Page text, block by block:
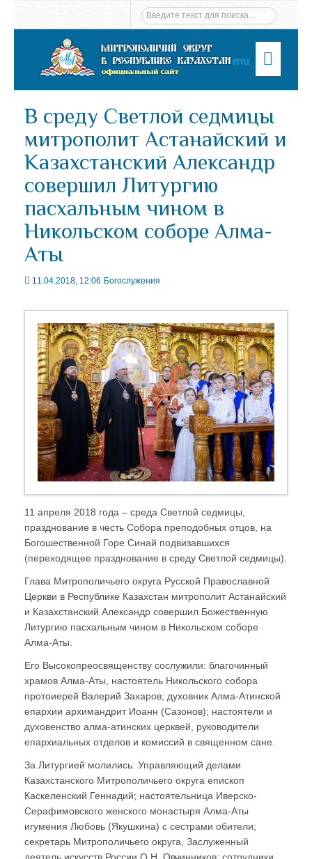
Menu
В среду Светлой седмицы
митрополит Астанайский и
Казахстанский Александр
совершил Литургию
пасхальным чином в
Никольском соборе Алма-
Аты
11.04.2018, 12:06 Богослужения
11 апреля 2018 года – среда Светлой седмицы,
празднование в честь Собора преподобных отцов, на
Богошественной Горе Синай подвизавшихся
(переходящее празднование в среду Светлой седмицы).
Глава Митрополичьего округа Русской Православной
Церкви в Республике Казахстан митрополит Астанайский
и Казахстанский Александр совершил Божественную
Литургию пасхальным чином в Никольском соборе
Алма-Аты.
Его Высокопреосвященству сослужили: благочинный
храмов Алма-Аты, настоятель Никольского собора
протоиерей Валерий Захаров; духовник Алма-Атинской
епархии архимандрит Иоанн (Сазонов); настоятели и
духовенство алма-атинских церквей, руководители
епархиальных отделов и комиссий в священном сане.
За Литургией молились: Управляющий делами
Казахстанского Митрополичьего округа епископ
Каскеленский Геннадий; настоятельница Иверско-
Серафимовского женского монастыря Алма-Аты
игумения Любовь (Якушкина) с сестрами обители;
секретарь Митрополичьего округа, Заслуженный
деятель искусств России О.Н. Овчинников; сотрудники